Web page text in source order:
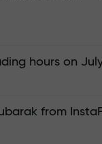
hours on
from